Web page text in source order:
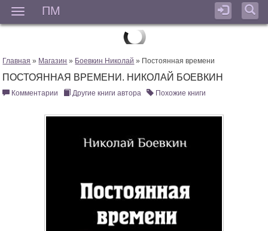
ПМ
Главная » Магазин » Боевкин Николай » Постоянная времени
ПОСТОЯННАЯ ВРЕМЕНИ. НИКОЛАЙ БОЕВКИН
Комментарии Другие книги автора Похожие книги